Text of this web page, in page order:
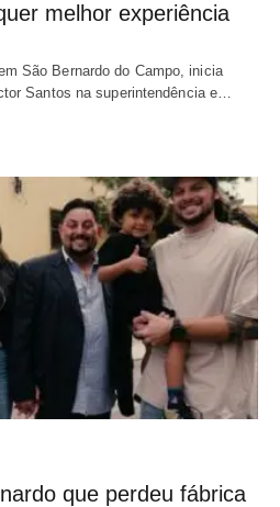
melhor experiência
São Bernardo do Campo, inicia
Santos na superintendência e…
que perdeu fábrica